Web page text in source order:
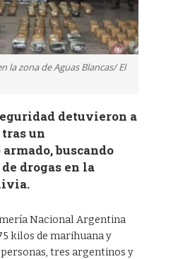
la zona de Aguas Blancas/ El
detuvieron a
un
buscando
drogas en la
Nacional Argentina
kilos de marihuana y
tres argentinos y